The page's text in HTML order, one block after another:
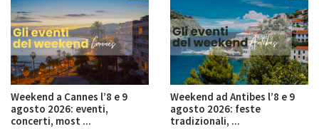
Weekend a Cannes l’8 e 9
agosto 2026: eventi,
concerti, most ...
Weekend ad Antibes l’8 e 9
agosto 2026: feste
tradizionali, ...